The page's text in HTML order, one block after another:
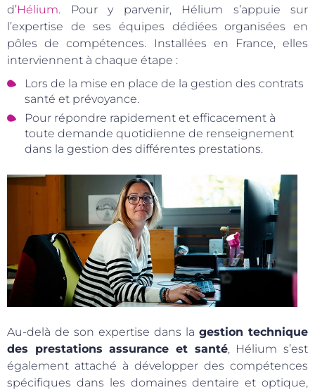
d’Hélium. Pour y parvenir, Hélium s’appuie sur
l’expertise de ses équipes dédiées organisées en
pôles de compétences. Installées en France, elles
interviennent à chaque étape :
Lors de la mise en place de la gestion des contrats
santé et prévoyance.
Pour répondre rapidement et efficacement à
toute demande quotidienne de renseignement
dans la gestion des différentes prestations.
Au-delà de son expertise dans la gestion technique
des prestations assurance et santé, Hélium s’est
également attaché à développer des compétences
spécifiques dans les domaines dentaire et optique,